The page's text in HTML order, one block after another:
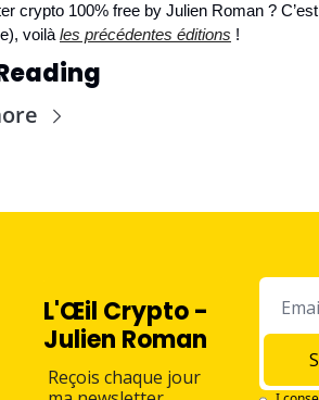
crypto 100% free by Julien Roman ?
voilà les précédentes éditions !
L'Œil Crypto -
Julien Roman
Reçois chaque jour